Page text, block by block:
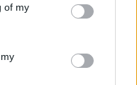
of my
noaptea. L-a
Novak, se